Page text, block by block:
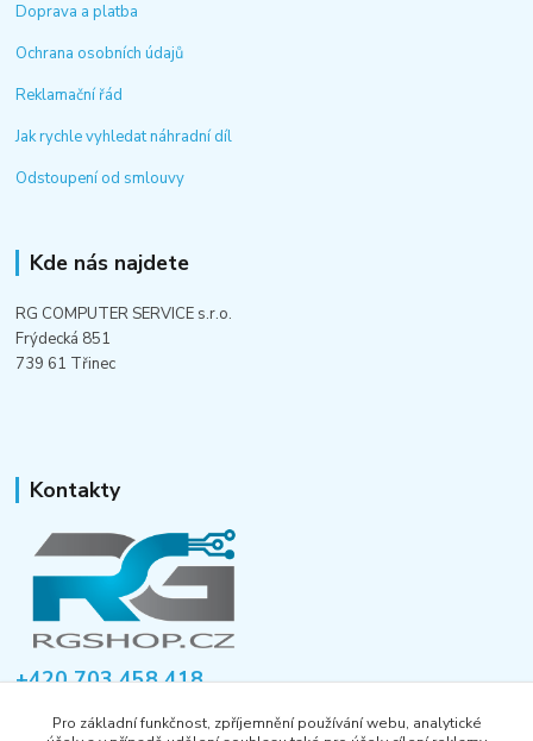
Doprava a platba
Ochrana osobních údajů
Reklamační řád
Jak rychle vyhledat náhradní díl
Odstoupení od smlouvy
Kde nás najdete
RG COMPUTER SERVICE s.r.o.
Frýdecká 851
739 61 Třinec
Kontakty
+420 703 458 418
Pro základní funkčnost, zpříjemnění používání webu, analytické